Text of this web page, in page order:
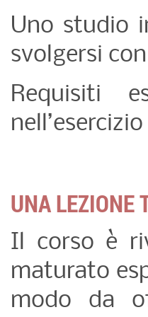
Uno studio
svolgersi
Requisiti
UNA LEZIONE
Il corso è
maturato
modo da